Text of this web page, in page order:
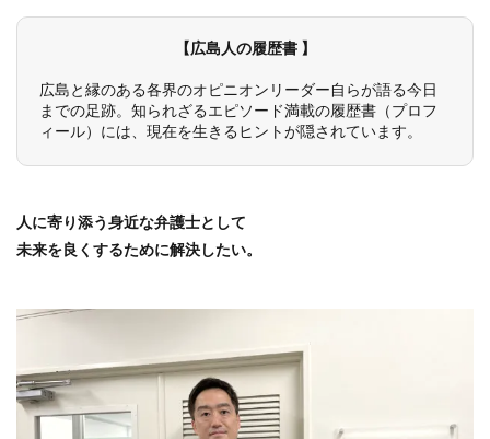
【広島人の履歴書 】
広島と縁のある各界のオピニオンリーダー自らが語る今日
までの足跡。知られざるエピソード満載の履歴書（プロフ
ィール）には、現在を生きるヒントが隠されています。
人に寄り添う身近な弁護士として
未来を良くするために解決したい。